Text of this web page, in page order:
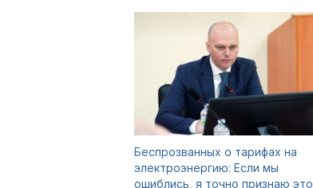
Беспрозванных о тарифах на
электроэнергию: Если мы
ошиблись, я точно признаю это